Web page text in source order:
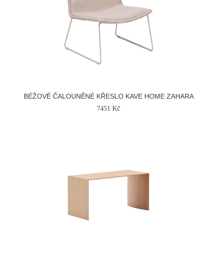
BÉŽOVÉ ČALOUNĚNÉ KŘESLO KAVE HOME ZAHARA
7451 Kč